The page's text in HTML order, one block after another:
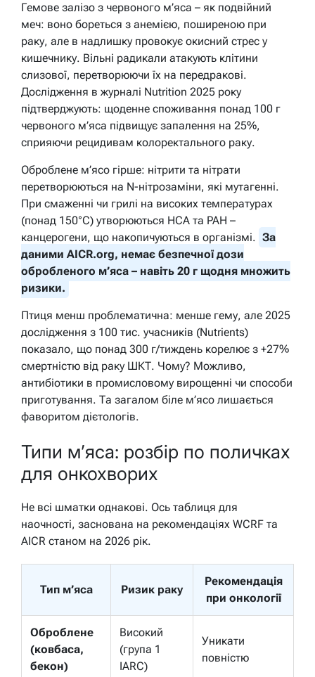
Гемове залізо з червоного м’яса – як подвійний
меч: воно бореться з анемією, поширеною при
раку, але в надлишку провокує окисний стрес у
кишечнику. Вільні радикали атакують клітини
слизової, перетворюючи їх на передракові.
Дослідження в журналі Nutrition 2025 року
підтверджують: щоденне споживання понад 100 г
червоного м’яса підвищує запалення на 25%,
сприяючи рецидивам колоректального раку.
Оброблене м’ясо гірше: нітрити та нітрати
перетворюються на N-нітрозаміни, які мутагенні.
При смаженні чи грилі на високих температурах
(понад 150°C) утворюються HCA та PAH –
канцерогени, що накопичуються в організмі. За
даними AICR.org, немає безпечної дози
обробленого м’яса – навіть 20 г щодня множить
ризики.
Птиця менш проблематична: менше гему, але 2025
дослідження з 100 тис. учасників (Nutrients)
показало, що понад 300 г/тиждень корелює з +27%
смертністю від раку ШКТ. Чому? Можливо,
антибіотики в промисловому вирощенні чи способи
приготування. Та загалом біле м’ясо лишається
фаворитом дієтологів.
Типи м’яса: розбір по поличках
для онкохворих
Не всі шматки однакові. Ось таблиця для
наочності, заснована на рекомендаціях WCRF та
AICR станом на 2026 рік.
Тип м’яса Ризик раку
Рекомендація
при онкології
Оброблене
(ковбаса,
бекон)
Високий
(група 1
IARC)
Уникати
повністю